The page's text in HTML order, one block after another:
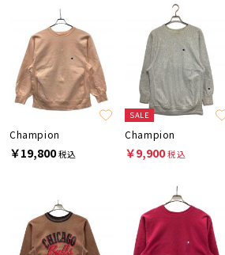
Champion
￥19,800税込
SALE
Champion
￥9,900税込